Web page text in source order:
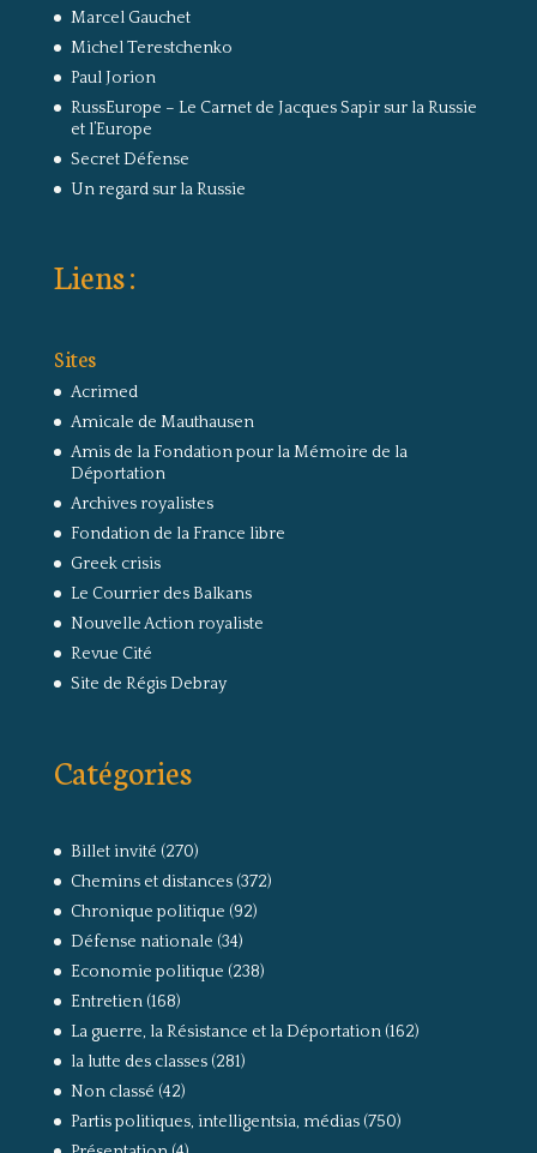
Marcel Gauchet
Michel Terestchenko
Paul Jorion
RussEurope – Le Carnet de Jacques Sapir sur la Russie
et l’Europe
Secret Défense
Un regard sur la Russie
Liens :
Sites
Acrimed
Amicale de Mauthausen
Amis de la Fondation pour la Mémoire de la
Déportation
Archives royalistes
Fondation de la France libre
Greek crisis
Le Courrier des Balkans
Nouvelle Action royaliste
Revue Cité
Site de Régis Debray
Catégories
Billet invité (270)
Chemins et distances(372)
Chronique politique (92)
Défense nationale (34)
Economie politique (238)
Entretien(168)
La guerre, la Résistance et la Déportation(162)
la lutte des classes(281)
Non classé (42)
Partis politiques, intelligentsia, médias(750)